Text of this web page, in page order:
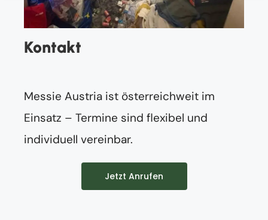
Kontakt
Messie Austria ist österreichweit im
Einsatz – Termine sind flexibel und
individuell vereinbar.
Jetzt Anrufen